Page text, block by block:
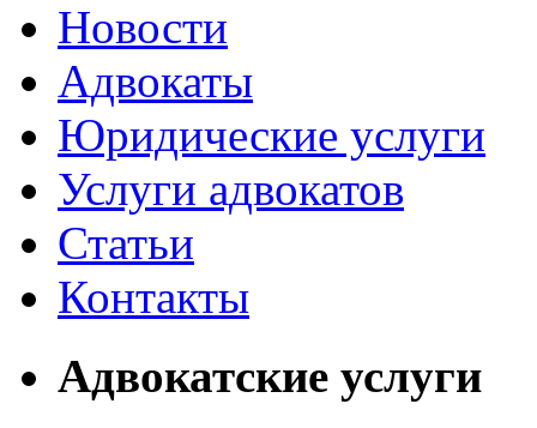
Новости
Адвокаты
Юридические услуги
Услуги адвокатов
Статьи
Контакты
Адвокатские услуги